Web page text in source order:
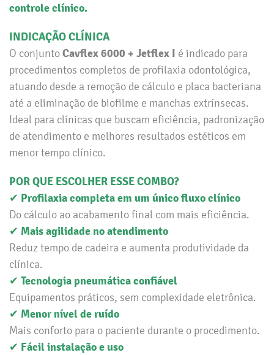
controle clínico.
INDICAÇÃO CLÍNICA
O conjuntoCavflex 6000 + Jetflex I é indicado para
procedimentos completos de profilaxia odontológica,
atuando desde a remoção de cálculo e placa bacteriana
até a eliminação de biofilme e manchas extrínsecas.
Ideal para clínicas que buscam eficiência, padronização
de atendimento e melhores resultados estéticos em
menor tempo clínico.
POR QUE ESCOLHER ESSE COMBO?
✔ Profilaxia completa em um único fluxo clínico
Do cálculo ao acabamento final com mais eficiência.
✔ Mais agilidade no atendimento
Reduz tempo de cadeira e aumenta produtividade da
clínica.
✔ Tecnologia pneumática confiável
Equipamentos práticos, sem complexidade eletrônica.
✔ Menor nível de ruído
Mais conforto para o paciente durante o procedimento.
✔ Fácil instalação e uso